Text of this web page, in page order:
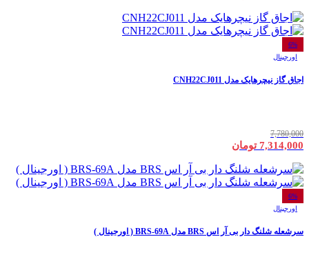
6%
اورجینال
اجاق گاز نیچرهایک مدل CNH22CJ011
7,780,000
7,314,000 تومان
6%
اورجینال
سرشعله شلنگ دار بی آر اس BRS مدل BRS-69A ( اورجینال )